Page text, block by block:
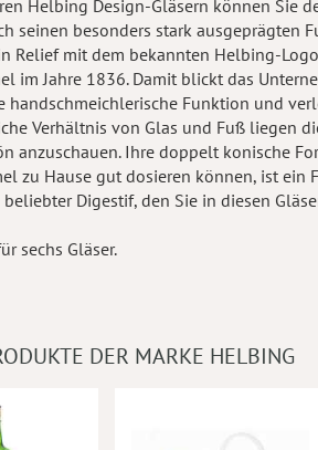
Helbing Design-Gläsern können Sie
seinen besonders stark ausgeprägten
Relief mit dem bekannten Helbing-
im Jahre 1836. Damit blickt das
handschmeichlerische Funktion und
Verhältnis von Glas und Fuß liegen
anzuschauen. Ihre doppelt konische
zu Hause gut dosieren können, ist
Digestif, den Sie in diesen
sechs Gläser.
DER MARKE HELBING